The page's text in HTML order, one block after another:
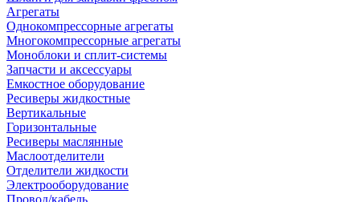
Агрегаты
Однокомпрессорные агрегаты
Многокомпрессорные агрегаты
Моноблоки и сплит-системы
Запчасти и аксессуары
Емкостное оборудование
Ресиверы жидкостные
Вертикальные
Горизонтальные
Ресиверы маслянные
Маслоотделители
Отделители жидкости
Электрооборудование
Провод/кабель